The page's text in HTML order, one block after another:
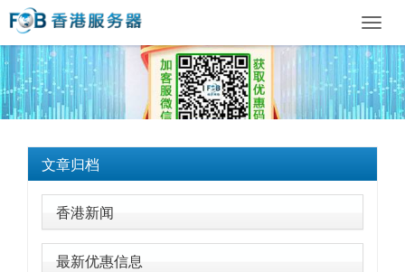
文章归档
香港新闻
最新优惠信息